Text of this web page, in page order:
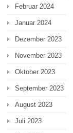
Februar 2024
Januar 2024
Dezember 2023
November 2023
Oktober 2023
September 2023
August 2023
Juli 2023